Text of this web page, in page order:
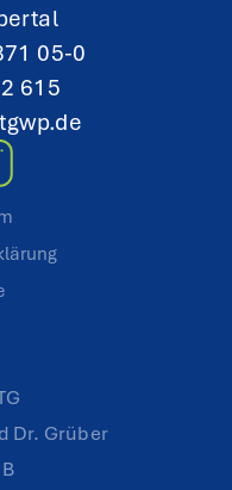
05-0
615
Dr. Grüber